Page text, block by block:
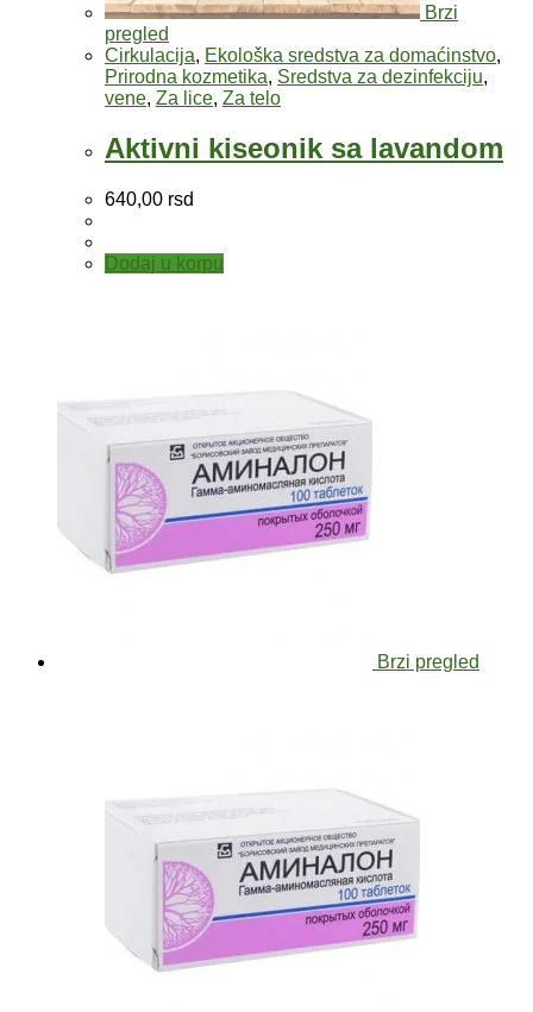
Brzi
pregled
Cirkulacija, Ekološka sredstva za domaćinstvo,
Prirodna kozmetika, Sredstva za dezinfekciju,
vene, Za lice, Za telo
Aktivni kiseonik sa lavandom
640,00 rsd
Dodaj u korpu
Brzi pregled